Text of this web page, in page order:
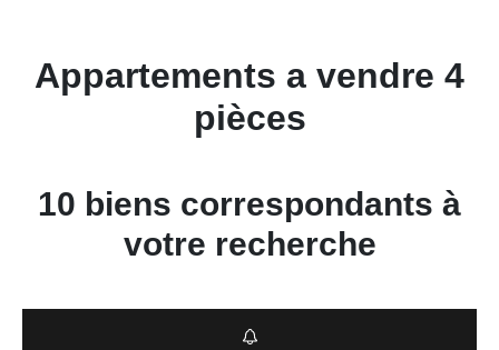
Appartements a vendre 4
pièces
10 biens correspondants à
votre recherche